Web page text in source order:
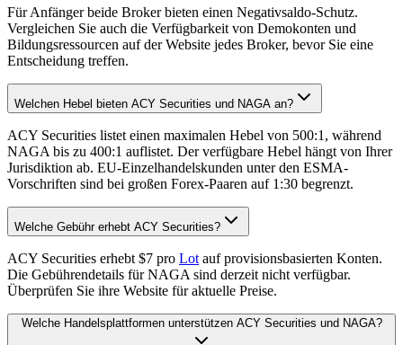
Für Anfänger beide Broker bieten einen Negativsaldo-Schutz.
Vergleichen Sie auch die Verfügbarkeit von Demokonten und
Bildungsressourcen auf der Website jedes Broker, bevor Sie eine
Entscheidung treffen.
Welchen Hebel bieten ACY Securities und NAGA an?
ACY Securities listet einen maximalen Hebel von 500:1, während
NAGA bis zu 400:1 auflistet. Der verfügbare Hebel hängt von Ihrer
Jurisdiktion ab. EU-Einzelhandelskunden unter den ESMA-
Vorschriften sind bei großen Forex-Paaren auf 1:30 begrenzt.
Welche Gebühr erhebt ACY Securities?
ACY Securities erhebt $7 pro Lot auf provisionsbasierten Konten.
Die Gebührendetails für NAGA sind derzeit nicht verfügbar.
Überprüfen Sie ihre Website für aktuelle Preise.
Welche Handelsplattformen unterstützen ACY Securities und NAGA?